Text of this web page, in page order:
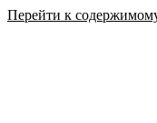
Перейти к